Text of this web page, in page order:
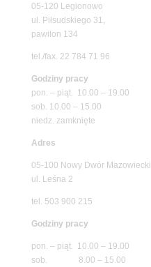
05-120 Legionowo
ul. Piłsudskiego 31,
pawilon 134
tel./fax. 22 784 71 96
Godziny pracy
pon. – piąt. 10.00 – 19.00
sob. 10.00 – 15.00
niedz. zamknięte
Adres
05-100 Nowy Dwór Mazowiecki
ul. Leśna 2
tel. 503 900 215
Godziny pracy
pon. – piąt. 10.00 – 19.00
sob. 8.00 – 15.00